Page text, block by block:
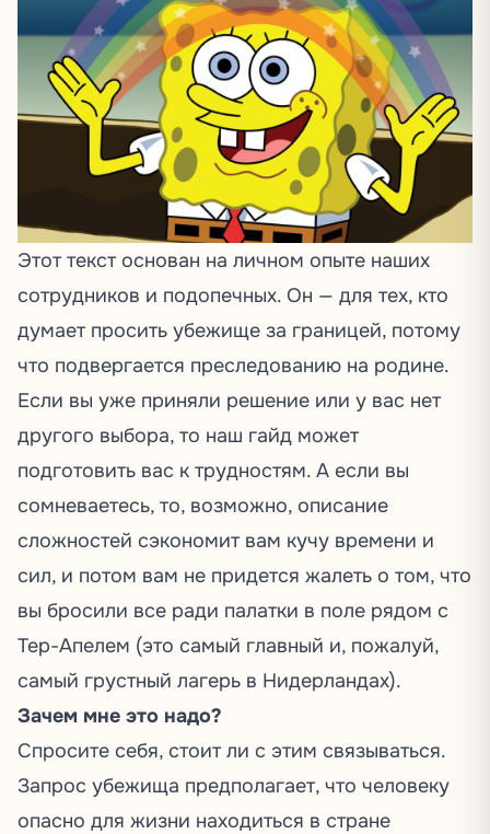
Этот текст основан на личном опыте наших
сотрудников и подопечных. Он — для тех, кто
думает просить убежище за границей, потому
что подвергается преследованию на родине.
Если вы уже приняли решение или у вас нет
другого выбора, то наш гайд может
подготовить вас к трудностям. А если вы
сомневаетесь, то, возможно, описание
сложностей сэкономит вам кучу времени и
сил, и потом вам не придется жалеть о том, что
вы бросили все ради палатки в поле рядом с
Тер-Апелем (это самый главный и, пожалуй,
самый грустный лагерь в Нидерландах).
Зачем мне это надо?
Спросите себя, стоит ли с этим связываться.
Запрос убежища предполагает, что человеку
опасно для жизни находиться в стране